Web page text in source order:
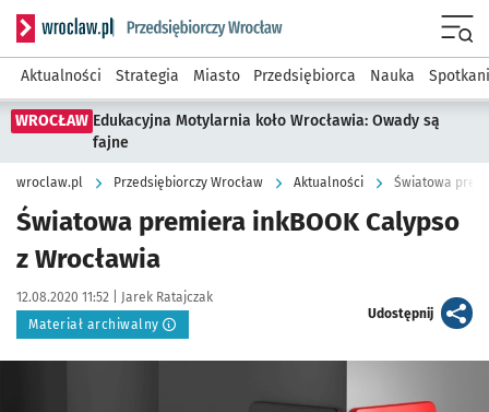
Serwis informacyjny wroclaw.pl podserwis: Strategia
Aktualności Strategia Miasto Przedsiębiorca Nauka
WROCŁAW Edukacyjna Motylarnia koło Wrocławia: Owady są
fajne
wroclaw.pl Przedsiębiorczy Wrocław Aktualności Światowa
Światowa premiera inkBOOK Calypso
z Wrocławia
Data publikacji:
12.08.2020 11:52 | Autor:
Jarek Ratajczak
Materiał archiwalny
Udostępnijartykuł